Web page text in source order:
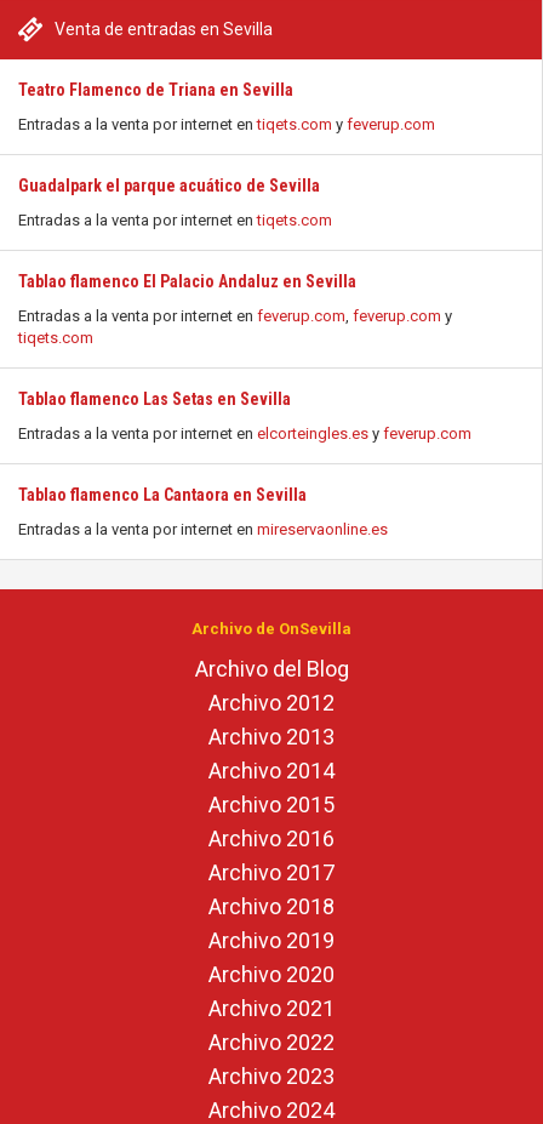
Venta de entradas en Sevilla
Teatro Flamenco de Triana en Sevilla
Entradas a la venta por internet entiqets.com y feverup.com
Guadalpark el parque acuático de Sevilla
Entradas a la venta por internet entiqets.com
Tablao flamenco El Palacio Andaluz en Sevilla
Entradas a la venta por internet en feverup.com, feverup.com y
tiqets.com
Tablao flamenco Las Setas en Sevilla
Entradas a la venta por internet en elcorteingles.es y feverup.com
Tablao flamenco La Cantaora en Sevilla
Entradas a la venta por internet en mireservaonline.es
Archivo de OnSevilla
Archivo del Blog
Archivo 2012
Archivo 2013
Archivo 2014
Archivo 2015
Archivo 2016
Archivo 2017
Archivo 2018
Archivo 2019
Archivo 2020
Archivo 2021
Archivo 2022
Archivo 2023
Archivo 2024